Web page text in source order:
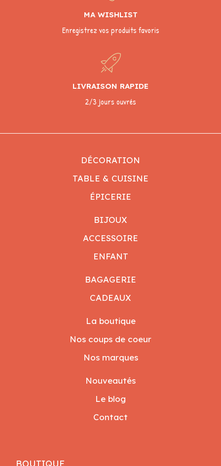
MA WISHLIST
Enregistrez vos produits favoris
LIVRAISON RAPIDE
2/3 jours ouvrés
DÉCORATION
TABLE & CUISINE
ÉPICERIE
BIJOUX
ACCESSOIRE
ENFANT
BAGAGERIE
CADEAUX
La boutique
Nos coups de coeur
Nos marques
Nouveautés
Le blog
Contact